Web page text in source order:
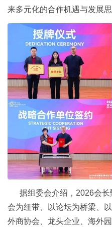
来多元化的合作机遇与发展思
据组委会介绍，2026会长
会为纽带、以论坛为桥梁、
外商协会、龙头企业、海外